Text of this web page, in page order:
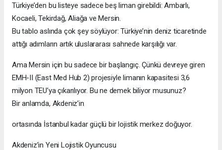
Türkiye’den bu listeye sadece beş liman girebildi: Ambarlı,
Kocaeli, Tekirdağ, Aliağa ve Mersin.
Bu tablo aslında çok şey söylüyor: Türkiye’nin deniz ticaretinde
attığı adımların artık uluslararası sahnede karşılığı var.
Ama Mersin için bu sadece bir başlangıç. Çünkü devreye giren
EMH-II (East Med Hub 2) projesiyle limanın kapasitesi 3,6
milyon TEU’ya çıkarılıyor. Bu ne demek biliyor musunuz?
Bir anlamda, Akdeniz’in
ortasında İstanbul kadar güçlü bir lojistik merkez doğuyor.
Akdeniz’in Yeni Lojistik Oyuncusu